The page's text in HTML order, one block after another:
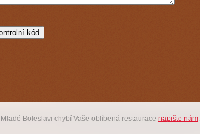
Boleslavi chybí Vaše oblíbená restaurace napište nám.